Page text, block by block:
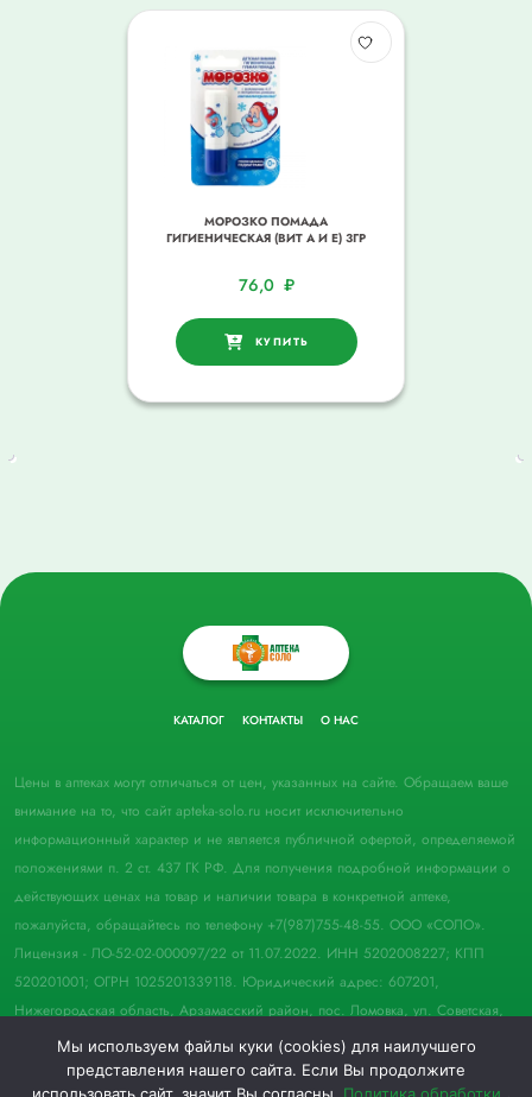
МОРОЗКО ПОМАДА
ГИГИЕНИЧЕСКАЯ (ВИТ А И Е) 3ГР
76,0 ₽
КУПИТЬ
КАТАЛОГ КОНТАКТЫ О НАС
Цены в аптеках могут отличаться от цен, указанных на сайте. Обращаем ваше
внимание на то, что сайт apteka-solo.ru носит исключительно
информационный характер и не является публичной офертой, определяемой
положениями п. 2 ст. 437 ГК РФ. Для получения подробной информации о
действующих ценах на товар и наличии товара в конкретной аптеке,
пожалуйста, обращайтесь по телефону +7(987)755-48-55. ООО «СОЛО».
Лицензия - ЛО-52-02-000097/22 от 11.07.2022. ИНН 5202008227; КПП
520201001; ОГРН 1025201339118. Юридический адрес: 607201,
Нижегородская область, Арзамасский район, пос. Ломовка, ул. Советская,
д. 33, пом. 21.
© 2022 Аптека "Соло". Все права защищены.
Мы используем файлы куки (cookies) для наилучшего
представления нашего сайта. Если Вы продолжите